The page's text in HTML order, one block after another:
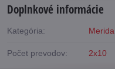
Doplnkové informácie
Kategória: Merida
Počet prevodov: 2x10